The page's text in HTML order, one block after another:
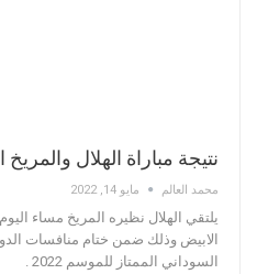
نتيجة مباراة الهلال
محمد العالم مايو 14, 2022
يلتقي الهلال نظيره المريخ مساء
الابيض وذلك ضمن ختام منافسات
السوداني الممتاز للموسم 2022 .